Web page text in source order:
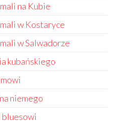
na Kubie
w Kostaryce
w Salwadorze
kubańskiego
niemego